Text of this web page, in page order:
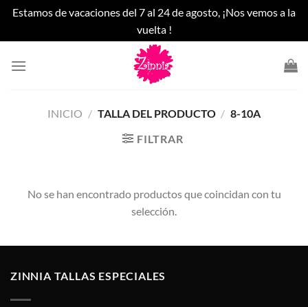
Estamos de vacaciones del 7 al 24 de agosto, ¡Nos vemos a la
vuelta !
INICIO / TALLA DEL PRODUCTO / 8-10A
FILTRAR
No se han encontrado productos que coincidan con tu
selección.
ZINNIA TALLAS ESPECIALES